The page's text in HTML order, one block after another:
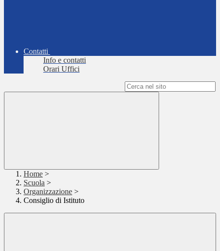
Contatti
Info e contatti
Orari Uffici
Home >
Scuola >
Organizzazione >
Consiglio di Istituto